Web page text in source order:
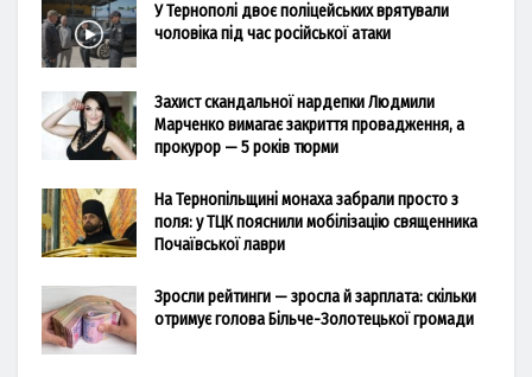
У Тернополі двоє поліцейських врятували
чоловіка під час російської атаки
Захист скандальної нардепки Людмили
Марченко вимагає закриття провадження, а
прокурор — 5 років тюрми
На Тернопільщині монаха забрали просто з
поля: у ТЦК пояснили мобілізацію священника
Почаївської лаври
Зросли рейтинги — зросла й зарплата: скільки
отримує голова Більче-Золотецької громади